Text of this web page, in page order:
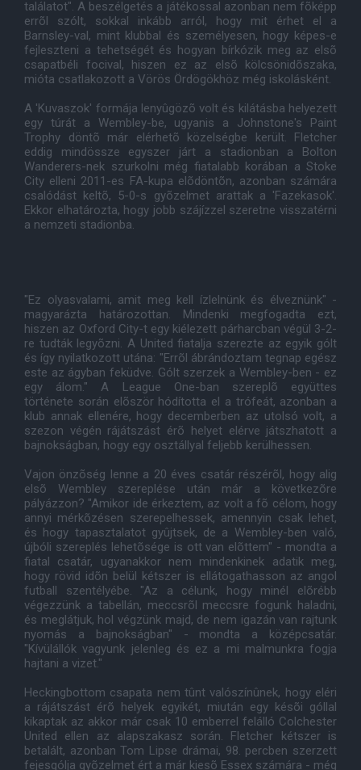
találatot". A beszélgetés a játékossal azonban nem fõképp
errõl szólt, sokkal inkább arról, hogy mit érhet el a
Barnsley-val, mint klubbal és személyesen, hogy képes-e
fejleszteni a tehetségét és hogyan bírkózik meg az elsõ
csapatbéli focival, hiszen ez az elsõ kölcsönidõszaka,
mióta csatlakozott a Vörös Ördögökhöz még iskolásként.
A 'Kuvaszok' formája lenyûgözõ volt és kilátásba helyezett
egy túrát a Wembley-be, ugyanis a Johnstone's Paint
Trophy döntõ már elérhetõ közelségbe került. Fletcher
eddig mindössze egyszer járt a stadionban a Bolton
Wanderers-nek szurkolni még fiatalabb korában a Stoke
City elleni 2011-es FA-kupa elõdöntõn, azonban számára
csalódást keltõ, 5-0-s gyõzelmet arattak a 'Fazekasok'.
Ekkor elhatározta, hogy jobb szájízzel szeretne visszatérni
a nemzeti stadionba.
"Ez olyasvalami, amit meg kell ízlelnünk és élveznünk" -
magyarázta határozottan. Mindenki megfogadta ezt,
hiszen az Oxford City-t egy kiélezett párharcban végül 3-2-
re tudták legyõzni. A United fiatalja szerezte az egyik gólt
és így nyilatkozott utána: "Errõl ábrándoztam tegnap egész
este az ágyban feküdve. Gólt szerzek a Wembley-ben - ez
egy álom." A League One-ban szereplõ együttes
története során elõször hódította el a trófeát, azonban a
klub annak ellenére, hogy decemberben az utolsó volt, a
szezon végén rájátszást érõ helyet elérve játszhatott a
bajnokságban, hogy egy osztállyal feljebb kerülhessen.
Vajon önzõség lenne a 20 éves csatár részérõl, hogy alig
elsõ Wembley szereplése után már a következõre
pályázzon? "Amikor ide érkeztem, az volt a fõ célom, hogy
annyi mérkõzésen szerepelhessek, amennyin csak lehet,
és hogy tapasztalatot gyûjtsek, de a Wembley-ben való,
újbóli szereplés lehetõsége is ott van elõttem" - mondta a
fiatal csatár, ugyanakkor nem mindenkinek adatik meg,
hogy rövid idõn belül kétszer is ellátogathasson az angol
futball szentélyébe. "Az a célunk, hogy minél elõrébb
végezzünk a tabellán, meccsrõl meccsre fogunk haladni,
és meglátjuk, hol végzünk majd, de nem igazán van rajtunk
nyomás a bajnokságban" - mondta a középcsatár.
"Kívülállók vagyunk jelenleg és ez a mi malmunkra fogja
hajtani a vizet."
Heckingbottom csapata nem tûnt valószínûnek, hogy eléri
a rájátszást érõ helyek egyikét, miután egy késõi góllal
kikaptak az akkor már csak 10 emberrel felálló Colchester
United ellen az alapszakasz során. Fletcher kétszer is
betalált, azonban Tom Lipse drámai, 98. percben szerzett
fejesgólja gyõzelmet ért a már kiesõ Essex számára - még